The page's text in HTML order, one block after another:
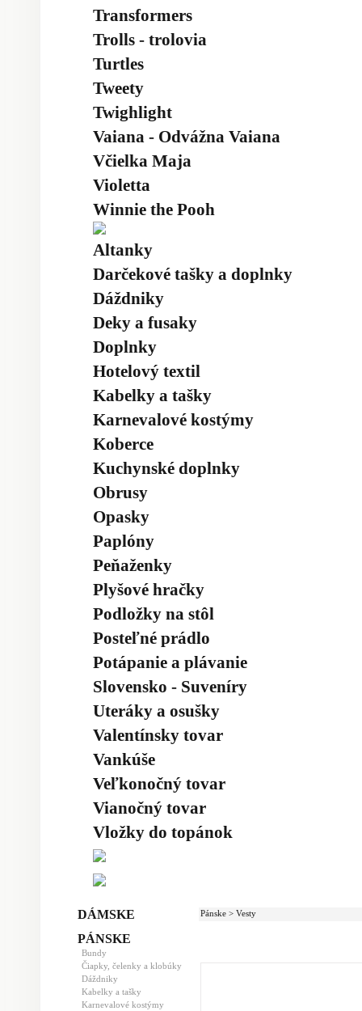
Transformers
Trolls - trolovia
Turtles
Tweety
Twighlight
Vaiana - Odvážna Vaiana
Včielka Maja
Violetta
Winnie the Pooh
Altanky
Darčekové tašky a doplnky
Dáždniky
Deky a fusaky
Doplnky
Hotelový textil
Kabelky a tašky
Karnevalové kostýmy
Koberce
Kuchynské doplnky
Obrusy
Opasky
Paplóny
Peňaženky
Plyšové hračky
Podložky na stôl
Posteľné prádlo
Potápanie a plávanie
Slovensko - Suveníry
Uteráky a osušky
Valentínsky tovar
Vankúše
Veľkonočný tovar
Vianočný tovar
Vložky do topánok
DÁMSKE
PÁNSKE
Bundy
Čiapky, čelenky a klobúky
Dáždniky
Kabelky a tašky
Karnevalové kostýmy
Pánske > Vesty